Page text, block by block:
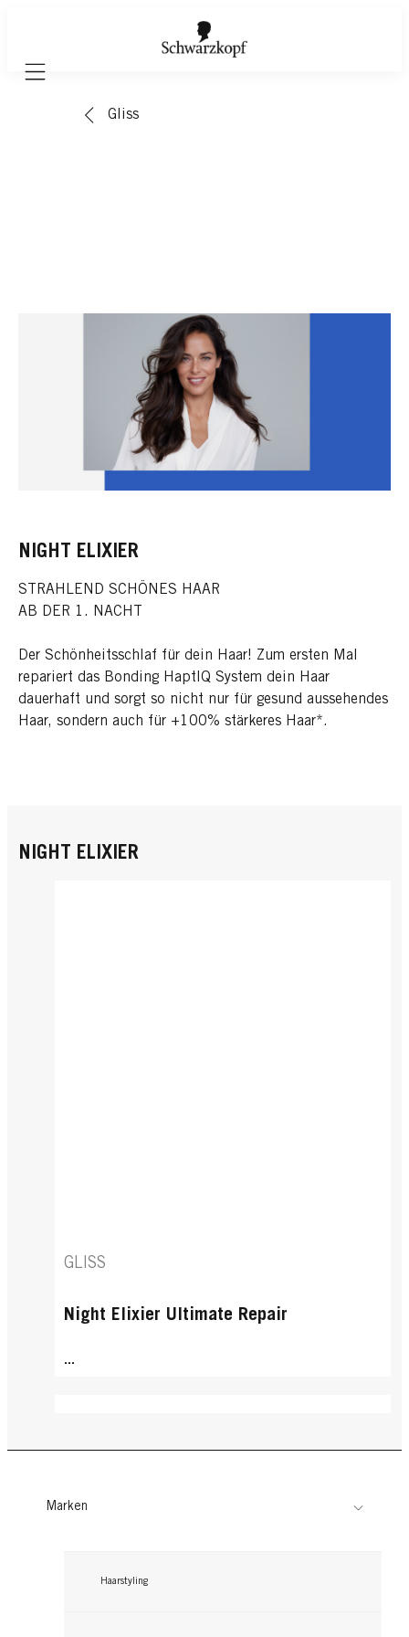
Mobile navigation
Gliss
NIGHT ELIXIER
STRAHLEND SCHÖNES HAAR
AB DER 1. NACHT
Der Schönheitsschlaf für dein Haar! Zum ersten Mal
repariert das Bonding HaptIQ System dein Haar
dauerhaft und sorgt so nicht nur für gesund aussehendes
Haar, sondern auch für +100% stärkeres Haar*.
NIGHT ELIXIER
GLISS
Night Elixier Ultimate Repair
...
Marken
Haarstyling